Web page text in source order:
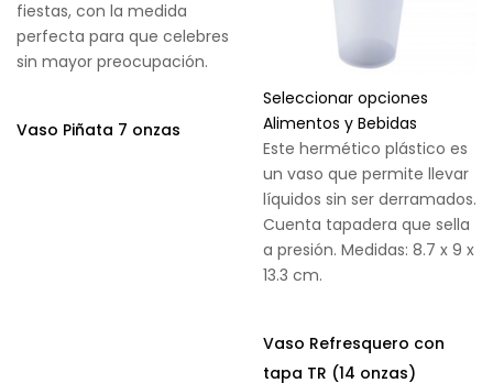
fiestas, con la medida
perfecta para que celebres
sin mayor preocupación.
Vaso Piñata 7 onzas
Seleccionar opciones
Alimentos y Bebidas
Este hermético plástico es
un vaso que permite llevar
líquidos sin ser derramados.
Cuenta tapadera que sella
a presión. Medidas: 8.7 x 9 x
13.3 cm.
Vaso Refresquero con
tapa TR (14 onzas)